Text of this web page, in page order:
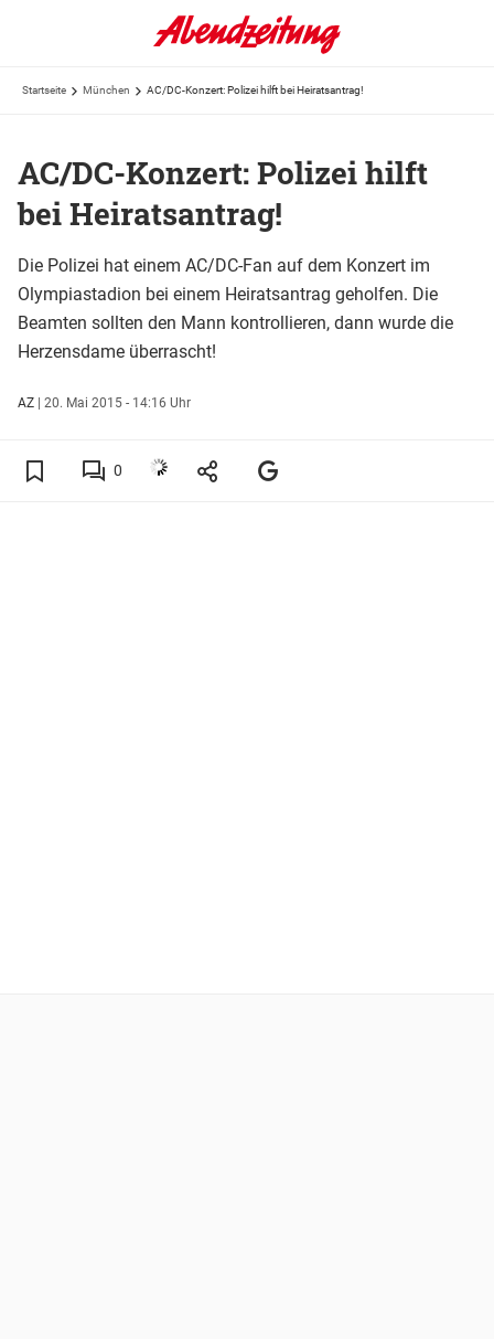
Startseite München AC/DC-Konzert: Polizei hilft bei Heiratsantrag!
AC/DC-Konzert: Polizei hilft
bei Heiratsantrag!
Die Polizei hat einem AC/DC-Fan auf dem Konzert im
Olympiastadion bei einem Heiratsantrag geholfen. Die
Beamten sollten den Mann kontrollieren, dann wurde die
Herzensdame überrascht!
AZ | 20. Mai 2015 - 14:16 Uhr
0